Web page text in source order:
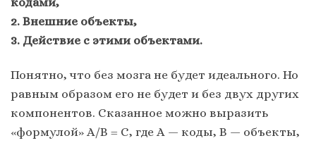
2. Внешние объекты,
3. Действие с этими объектами.
Понятно, что без мозга не будет идеального. Но
равным образом его не будет и без двух других
компонентов. Сказанное можно выразить
«формулой» А/B = C, где А — коды, В — объекты,